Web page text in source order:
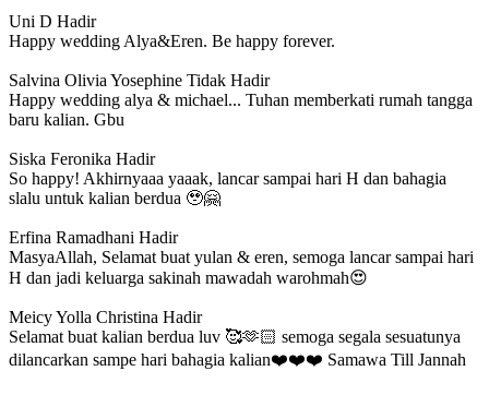
Uni D Hadir
Happy wedding Alya&Eren. Be happy forever.
Salvina Olivia Yosephine Tidak Hadir
Happy wedding alya & michael... Tuhan memberkati rumah tangga
baru kalian. Gbu
Siska Feronika Hadir
So happy! Akhirnyaaa yaaak, lancar sampai hari H dan bahagia
slalu untuk kalian berdua 🥹🤗
Erfina Ramadhani Hadir
MasyaAllah, Selamat buat yulan & eren, semoga lancar sampai hari
H dan jadi keluarga sakinah mawadah warohmah😍
Meicy Yolla Christina Hadir
Selamat buat kalian berdua luv 🥰🫶🏻 semoga segala sesuatunya
dilancarkan sampe hari bahagia kalian❤️❤️❤️ Samawa Till Jannah